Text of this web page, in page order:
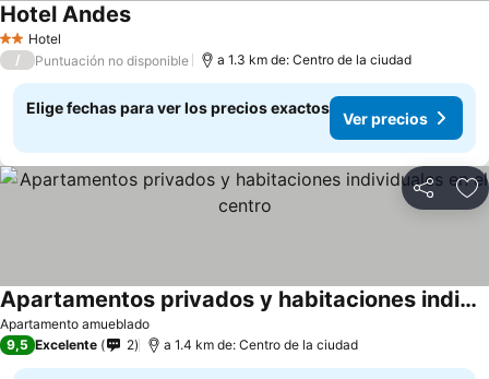
2 Estrellas
Hotel
Hotel Andes
/ Puntuación no disponible a 1.3 km de: Centro de la ciudad
Elige fechas para ver los precios exactos
Ver precios
Compartir
Apartamento amueblado
Apartamentos privados y habitaciones individuales en el centro
9,5 Excelente 2 a 1.4 km de: Centro de la ciudad